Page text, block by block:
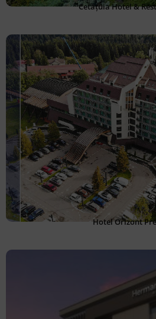
Cetățuia Hotel &
Hotel Orizont